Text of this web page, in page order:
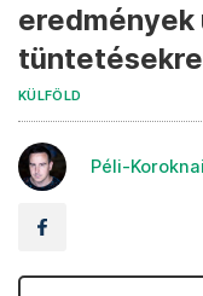
KÜLFÖLD
Péli-